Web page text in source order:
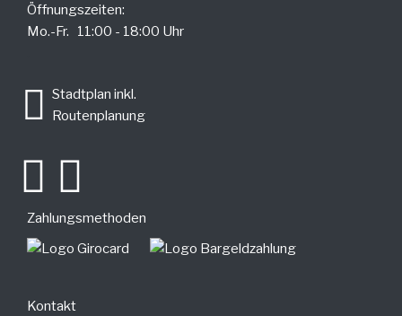
Öffnungszeiten:
Mo.-Fr. 11:00 - 18:00 Uhr
Stadtplan inkl.
Routenplanung
Zahlungsmethoden
Kontakt